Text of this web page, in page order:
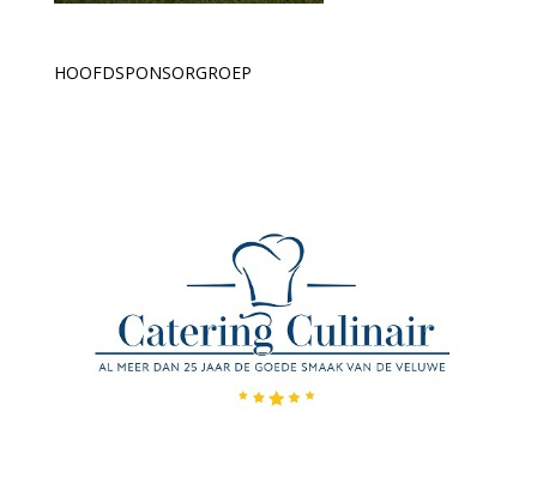
HOOFDSPONSORGROEP